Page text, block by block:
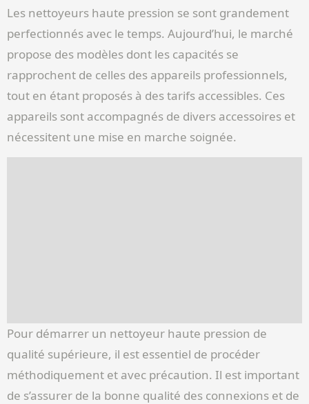
Les nettoyeurs haute pression se sont grandement
perfectionnés avec le temps. Aujourd’hui, le marché
propose des modèles dont les capacités se
rapprochent de celles des appareils professionnels,
tout en étant proposés à des tarifs accessibles. Ces
appareils sont accompagnés de divers accessoires et
nécessitent une mise en marche soignée.
Pour démarrer un nettoyeur haute pression de
qualité supérieure, il est essentiel de procéder
méthodiquement et avec précaution. Il est important
de s’assurer de la bonne qualité des connexions et de